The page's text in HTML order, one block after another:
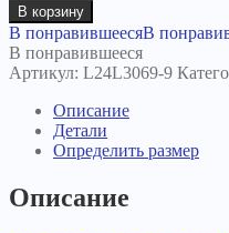
В корзину
В понравившеесяВ
В понравившееся
Артикул: L24L3069-9
Описание
Детали
Определить размер
Описание